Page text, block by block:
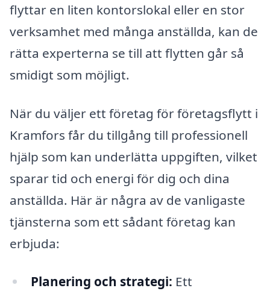
flyttar en liten kontorslokal eller en stor
verksamhet med många anställda, kan de
rätta experterna se till att flytten går så
smidigt som möjligt.
När du väljer ett företag för företagsflytt i
Kramfors får du tillgång till professionell
hjälp som kan underlätta uppgiften, vilket
sparar tid och energi för dig och dina
anställda. Här är några av de vanligaste
tjänsterna som ett sådant företag kan
erbjuda:
Planering och strategi: Ett